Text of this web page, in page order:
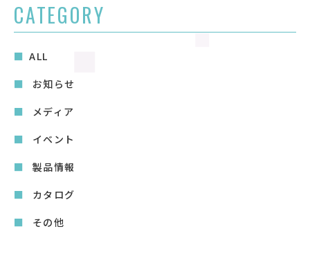
CATEGORY
ALL
お知らせ
メディア
イベント
製品情報
カタログ
その他